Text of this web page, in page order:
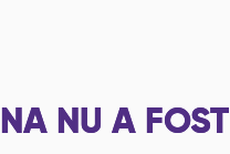
NU A FOST